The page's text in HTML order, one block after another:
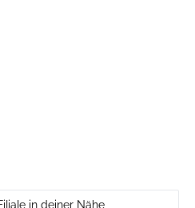
in deiner Nähe